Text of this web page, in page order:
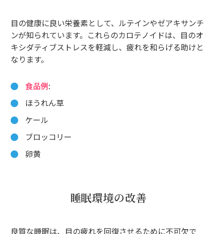
目の健康に良い栄養素として、ルテインやゼアキサンチ
ンが知られています。これらのカロテノイドは、目のオ
キシダティブストレスを軽減し、疲れを和らげる助けと
なります。
食品例:
ほうれん草
ケール
ブロッコリー
卵黄
睡眠環境の改善
良質な睡眠は、目の疲れを回復させるために不可欠で